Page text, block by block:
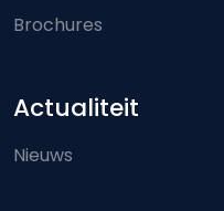
Brochures
Actualiteit
Nieuws